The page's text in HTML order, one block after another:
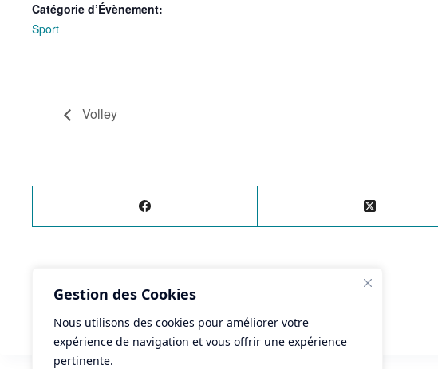
Gestion des Cookies
Nous utilisons des cookies pour améliorer votre
expérience de navigation et vous offrir une expérience
pertinente.
Catégorie d’Évènement:
Sport
Volley
ÉVÈNEMENT PRÉCÉDENT